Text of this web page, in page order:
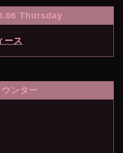
Thursday
ース
ウンター